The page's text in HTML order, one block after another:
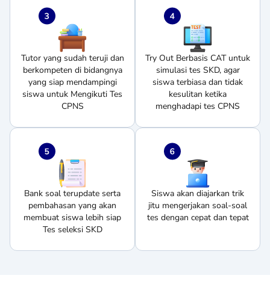
Tutor yang sudah teruji dan
berkompeten di bidangnya
yang siap mendampingi
siswa untuk Mengikuti Tes
CPNS
Try Out Berbasis CAT untuk
simulasi tes SKD, agar
siswa terbiasa dan tidak
kesulitan ketika
menghadapi tes CPNS
Bank soal terupdate serta
pembahasan yang akan
membuat siswa lebih siap
Tes seleksi SKD
Siswa akan diajarkan trik
jitu mengerjakan soal-soal
tes dengan cepat dan tepat